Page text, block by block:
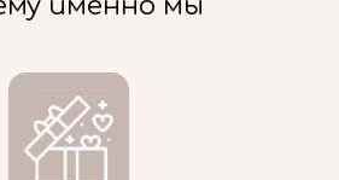
именно мы